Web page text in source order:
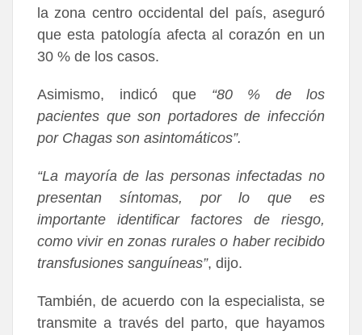
la zona centro occidental del país, aseguró
que esta patología afecta al corazón en un
30 % de los casos.
Asimismo, indicó que
“80 % de los
pacientes que son portadores de infección
por Chagas son asintomáticos”.
“La mayoría de las personas infectadas no
presentan síntomas, por lo que es
importante identificar factores de riesgo,
como vivir en zonas rurales o haber recibido
transfusiones sanguíneas”, dijo.
También, de acuerdo con la especialista, se
transmite a través del parto, que hayamos